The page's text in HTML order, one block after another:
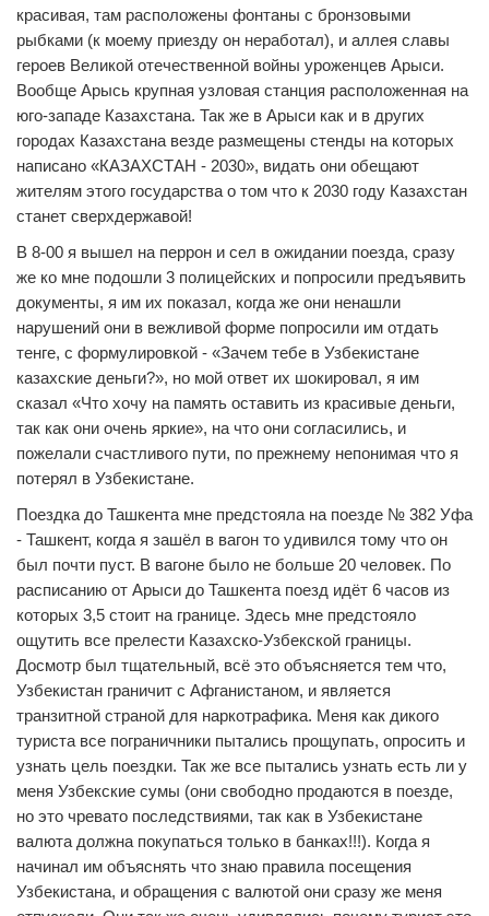
красивая, там расположены фонтаны с бронзовыми
рыбками (к моему приезду он неработал), и аллея славы
героев Великой отечественной войны уроженцев Арыси.
Вообще Арысь крупная узловая станция расположенная на
юго-западе Казахстана. Так же в Арыси как и в других
городах Казахстана везде размещены стенды на которых
написано «КАЗАХСТАН - 2030», видать они обещают
жителям этого государства о том что к 2030 году Казахстан
станет сверхдержавой!
В 8-00 я вышел на перрон и сел в ожидании поезда, сразу
же ко мне подошли 3 полицейских и попросили предъявить
документы, я им их показал, когда же они ненашли
нарушений они в вежливой форме попросили им отдать
тенге, с формулировкой - «Зачем тебе в Узбекистане
казахские деньги?», но мой ответ их шокировал, я им
сказал «Что хочу на память оставить из красивые деньги,
так как они очень яркие», на что они согласились, и
пожелали счастливого пути, по прежнему непонимая что я
потерял в Узбекистане.
Поездка до Ташкента мне предстояла на поезде № 382 Уфа
- Ташкент, когда я зашёл в вагон то удивился тому что он
был почти пуст. В вагоне было не больше 20 человек. По
расписанию от Арыси до Ташкента поезд идёт 6 часов из
которых 3,5 стоит на границе. Здесь мне предстояло
ощутить все прелести Казахско-Узбекской границы.
Досмотр был тщательный, всё это объясняется тем что,
Узбекистан граничит с Афганистаном, и является
транзитной страной для наркотрафика. Меня как дикого
туриста все пограничники пытались прощупать, опросить и
узнать цель поездки. Так же все пытались узнать есть ли у
меня Узбекские сумы (они свободно продаются в поезде,
но это чревато последствиями, так как в Узбекистане
валюта должна покупаться только в банках!!!). Когда я
начинал им объяснять что знаю правила посещения
Узбекистана, и обращения с валютой они сразу же меня